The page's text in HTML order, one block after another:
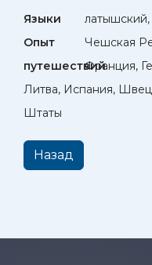
Языки
Опыт
путешествий
Чешская
Франция,
Литва, Испания,
Штаты
Назад